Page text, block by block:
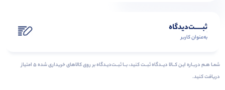
ثبـــــت‌دیدگاه
به‌عنوان کاربر
شمـا هـم دربـاره ایـن کــالا دیــدگاه ثبــت کنید، بــا ثبــت‌دیـدگاه بر روی کالاهای خریداری شده ۵ امتیاز
دریافت کنید.